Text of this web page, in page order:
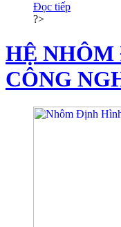
Đọc tiếp
?>
HỆ
CÔNG